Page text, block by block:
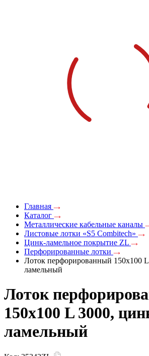
Главная
Каталог
Металлические кабельные каналы
Листовые лотки «S5 Combitech»
Цинк-ламельное покрытие ZL
Перфорированные лотки
Лоток перфорированный 150х100
ламельный
Лоток
150х100 L 3000,
ламельный